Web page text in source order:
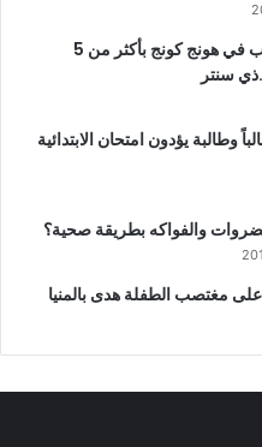
بيع ناطحة سحاب في هونج كونج بأكثر من 5
سنتر
طالباً وطالبة يؤدون امتحان الابتدائية
والفواكه بطريقة صحية؟
على مغتصب الطفلة هدى بالمنيا